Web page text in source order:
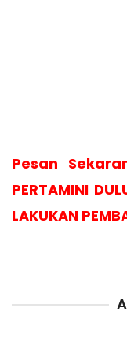
Pesan
PERTAMINI
LAKUKAN